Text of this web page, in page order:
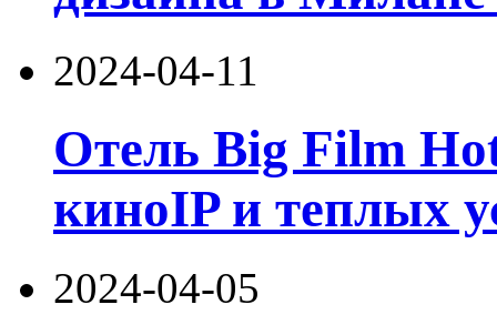
2024-04-11
Отель Big Film
киноIP и теплых
2024-04-05